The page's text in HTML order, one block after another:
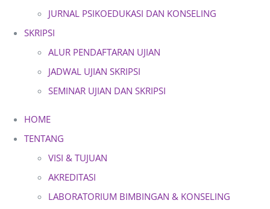
JURNAL PSIKOEDUKASI DAN KONSELING
SKRIPSI
ALUR PENDAFTARAN UJIAN
JADWAL UJIAN SKRIPSI
SEMINAR UJIAN DAN SKRIPSI
HOME
TENTANG
VISI & TUJUAN
AKREDITASI
LABORATORIUM BIMBINGAN & KONSELING